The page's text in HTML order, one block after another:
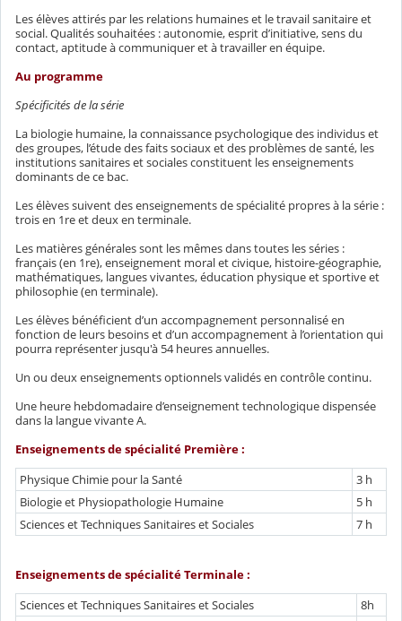
Les élèves attirés par les relations humaines et le travail sanitaire et
social. Qualités souhaitées : autonomie, esprit d’initiative, sens du
contact, aptitude à communiquer et à travailler en équipe.
Au programme
Spécificités de la série
La biologie humaine, la connaissance psychologique des individus et
des groupes, l’étude des faits sociaux et des problèmes de santé, les
institutions sanitaires et sociales constituent les enseignements
dominants de ce bac.
Les élèves suivent des enseignements de spécialité propres à la série :
trois en 1re et deux en terminale.
Les matières générales sont les mêmes dans toutes les séries :
français (en 1re), enseignement moral et civique, histoire-géographie,
mathématiques, langues vivantes, éducation physique et sportive et
philosophie (en terminale).
Les élèves bénéficient d’un accompagnement personnalisé en
fonction de leurs besoins et d’un accompagnement à l’orientation qui
pourra représenter jusqu'à 54 heures annuelles.
Un ou deux enseignements optionnels validés en contrôle continu.
Une heure hebdomadaire d’enseignement technologique dispensée
dans la langue vivante A.
Enseignements de spécialité Première :
Physique Chimie pour la Santé
3 h
Biologie et Physiopathologie Humaine
5 h
Sciences et Techniques Sanitaires et Sociales
7 h
Enseignements de spécialité Terminale :
Sciences et Techniques Sanitaires et Sociales
8h